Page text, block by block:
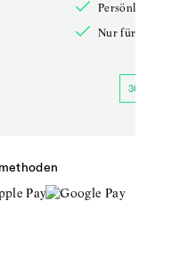
Persönliche
Nur für
30 TAGE